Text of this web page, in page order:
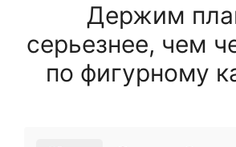
Держим
серьезнее, чем
по фигурному